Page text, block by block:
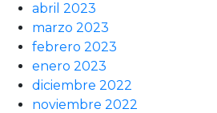
abril 2023
marzo 2023
febrero 2023
enero 2023
diciembre 2022
noviembre 2022